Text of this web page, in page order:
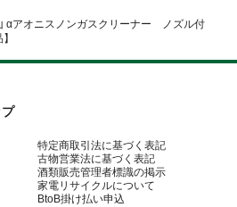
αアオニスノンガスクリーナー ノズル付
特定商取引法に基づく表記
古物営業法に基づく表記
酒類販売管理者標識の掲示
家電リサイクルについて
BtoB掛け払い申込